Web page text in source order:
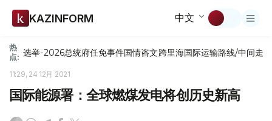
KAZINFORM 中文
热
点: 选举-2026总统府任免事件国情咨文跨里海国际运输路线/中间走廊
11:29, 24 12月 2021
国际能源署：全球燃煤发电将创历史新高